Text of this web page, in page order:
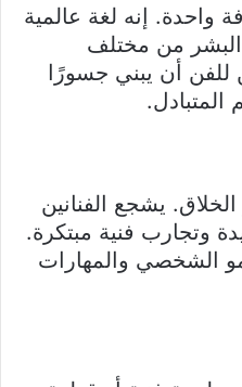
واحدة. إنه لغة عالمية
البشر من مختلف
للفن أن يبني جسورًا
المتبادل.
الخلاق. يشجع الفنانين
وتجارب فنية مبتكرة.
الشخصي والمهارات